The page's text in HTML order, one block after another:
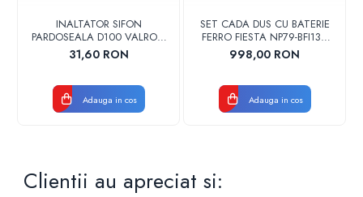
INALTATOR SIFON
PARDOSEALA D100 VALROM
17001900004
31,60 RON
Adauga in cos
SET CADA DUS CU BATERIE
FERRO FIESTA NP79-BFI13U
CROM
998,00 RON
Adauga in cos
Clientii au apreciat si: